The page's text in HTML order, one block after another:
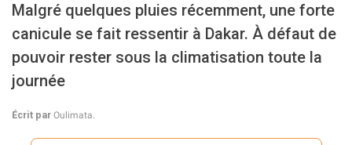
Malgré quelques pluies récemment, une forte
canicule se fait ressentir à Dakar. À défaut de
pouvoir rester sous la climatisation toute la
journée
Écrit par Oulimata.